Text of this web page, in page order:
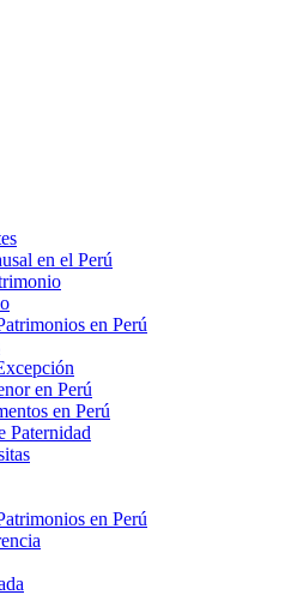
en el Perú
en Perú
en Perú
en Perú
Paternidad
en Perú